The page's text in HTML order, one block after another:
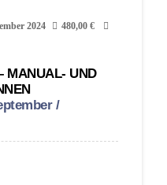
2024 480,00€
MANUAL- UND
/